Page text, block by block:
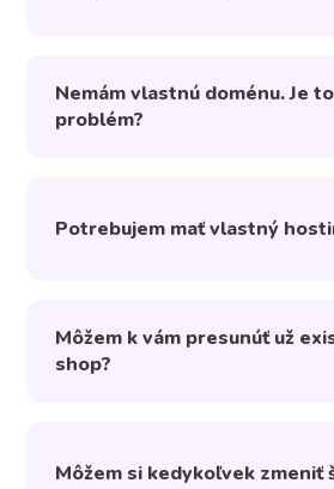
Nemám vlastnú doménu. Je to
problém?
Potrebujem mať vlastný
Môžem k vám presunúť už
shop?
Môžem si kedykoľvek zmeniť